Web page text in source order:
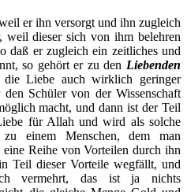
er ihn versorgt und ihn zugleich
weil dieser sich von ihm belehren
daß er zugleich ein zeitliches und
so gehört er zu den Liebenden
Liebe auch wirklich geringer
Schüler von der Wissenschaft
macht, und dann ist der Teil
für Allah und wird als solche
einem Menschen, dem man
Reihe von Vorteilen durch ihn
Teil dieser Vorteile wegfällt, und
vermehrt, das ist ja nichts